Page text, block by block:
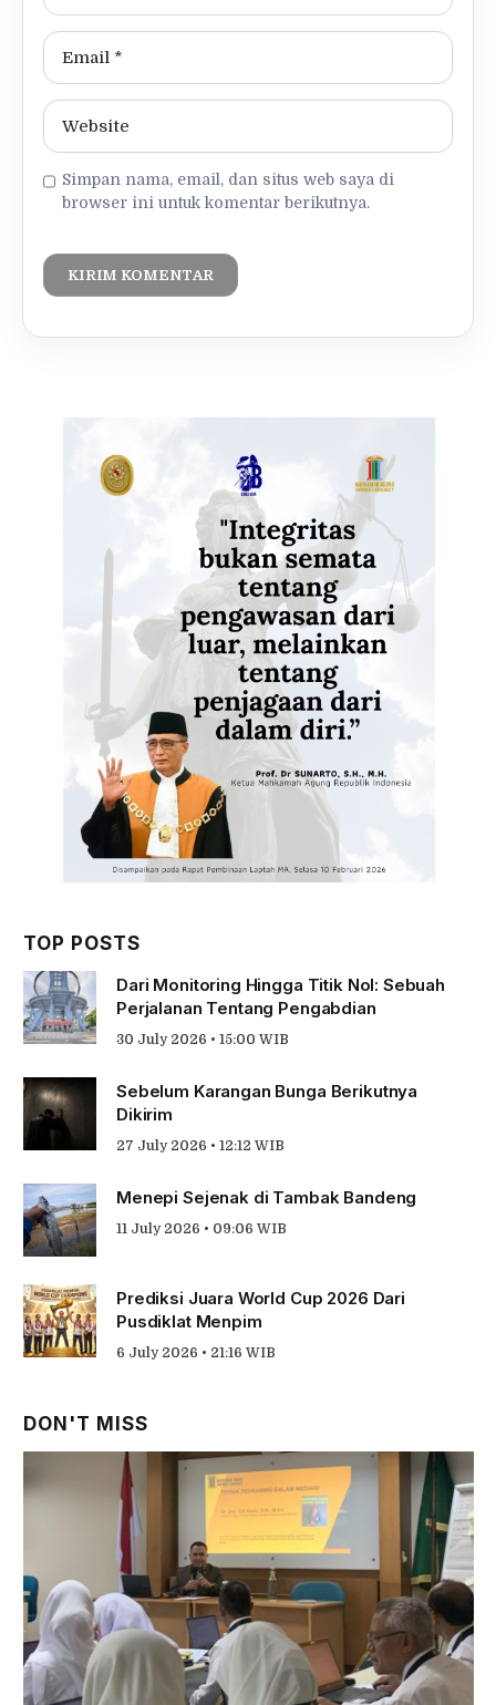
Simpan nama, email, dan situs web saya di
browser ini untuk komentar berikutnya.
TOP POSTS
Dari Monitoring Hingga Titik Nol: Sebuah
Perjalanan Tentang Pengabdian
30 July 2026 • 15:00 WIB
Sebelum Karangan Bunga Berikutnya
Dikirim
27 July 2026 • 12:12 WIB
Menepi Sejenak di Tambak Bandeng
11 July 2026 • 09:06 WIB
Prediksi Juara World Cup 2026 Dari
Pusdiklat Menpim
6 July 2026 • 21:16 WIB
DON'T MISS